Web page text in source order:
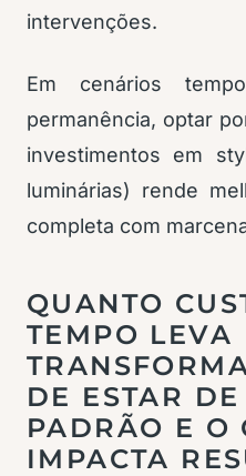
intervenções.
Em cenários
permanência, optar
investimentos em
luminárias) rende
completa com
QUANTO
TEMPO LEVA
DE ESTAR DE
PADRÃO E O
IMPACTA